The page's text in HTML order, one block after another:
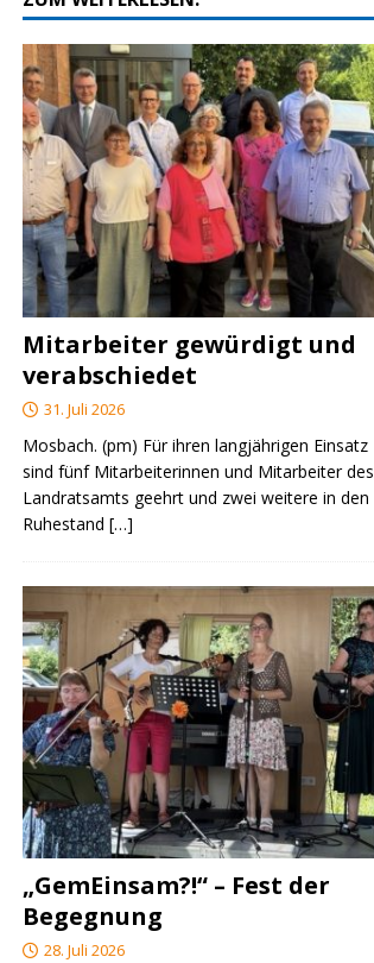
Mitarbeiter gewürdigt und
verabschiedet
31. Juli 2026
Mosbach. (pm) Für ihren langjährigen Einsatz
sind fünf Mitarbeiterinnen und Mitarbeiter des
Landratsamts geehrt und zwei weitere in den
Ruhestand[…]
„GemEinsam?!“ – Fest der
Begegnung
28. Juli 2026